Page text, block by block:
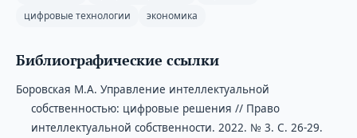
цифровые технологии
экономика
Библиографические ссылки
Боровская М.А. Управление интеллектуальной
собственностью: цифровые решения // Право
интеллектуальной собственности. 2022. № 3. С. 26-29.